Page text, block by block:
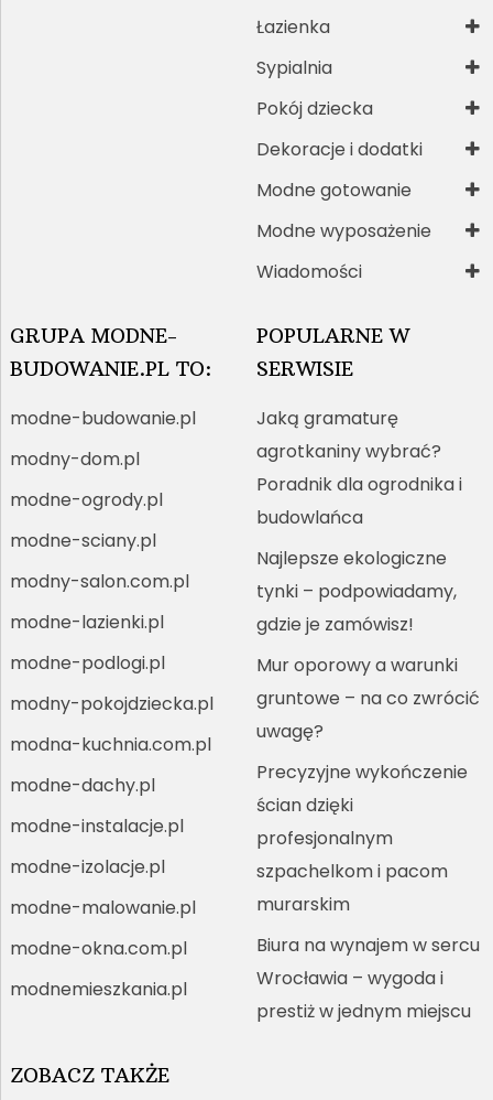
Łazienka
Sypialnia
Pokój dziecka
Dekoracje i dodatki
Modne gotowanie
Modne wyposażenie
Wiadomości
GRUPA MODNE-
BUDOWANIE.PL TO:
modne-budowanie.pl
modny-dom.pl
modne-ogrody.pl
modne-sciany.pl
modny-salon.com.pl
modne-lazienki.pl
modne-podlogi.pl
modny-pokojdziecka.pl
modna-kuchnia.com.pl
modne-dachy.pl
modne-instalacje.pl
modne-izolacje.pl
modne-malowanie.pl
modne-okna.com.pl
modnemieszkania.pl
POPULARNE W
SERWISIE
Jaką gramaturę
agrotkaniny wybrać?
Poradnik dla ogrodnika i
budowlańca
Najlepsze ekologiczne
tynki – podpowiadamy,
gdzie je zamówisz!
Mur oporowy a warunki
gruntowe – na co zwrócić
uwagę?
Precyzyjne wykończenie
ścian dzięki
profesjonalnym
szpachelkom i pacom
murarskim
Biura na wynajem w sercu
Wrocławia – wygoda i
prestiż w jednym miejscu
ZOBACZ TAKŻE